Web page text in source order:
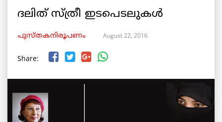
ദലിത് സ്ത്രീ ഇടപെടലുകള്‍
പുസ്തകനിരൂപണം August 22, 2016
Share: